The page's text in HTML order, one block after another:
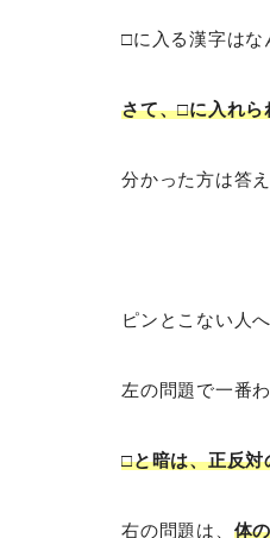
□に入る漢字はな
さて、□に入れら
分かった方は答
ピンとこない人
左の問題で一番
□と暗は、正反対
右の問題は、 体